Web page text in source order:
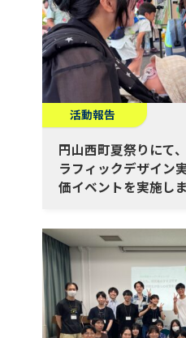
活動報告
円山西町夏祭りにて
ラフィックデザイン
価イベントを実施し